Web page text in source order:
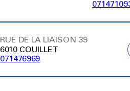
RUE DE LA LIAISON 39
6010 COUILLET
071476969